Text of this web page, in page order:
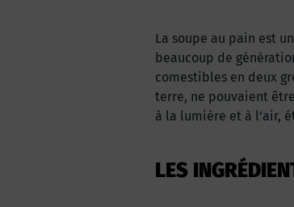
La soupe au pain est
beaucoup de
comestibles en deux
terre, ne pouvaient
à la lumière et à l’air,
LES